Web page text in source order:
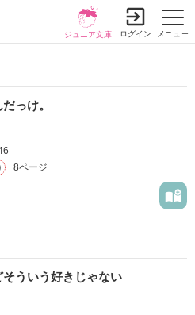
メニュー
ジュニア文庫 ログイン
っけ。
8ページ
ういう好きじゃない